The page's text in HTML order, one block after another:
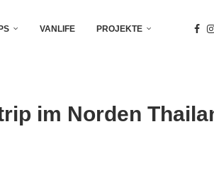
VANLIFE PROJEKTE
im Norden